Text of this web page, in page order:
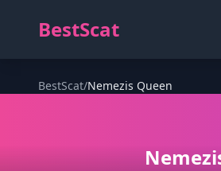
BestScat
BestScat/Nemezis Queen